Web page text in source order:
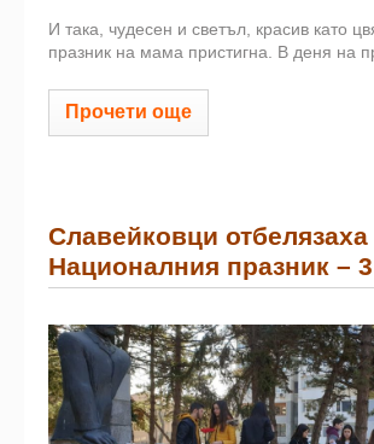
И така, чудесен и светъл, красив като
празник на мама пристигна. В деня на
Прочети още
Славейковци отбелязаха
Националния празник –